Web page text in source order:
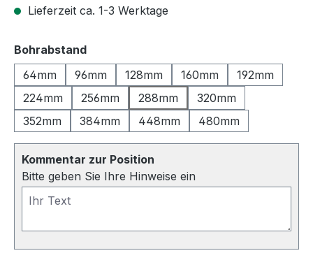
Lieferzeit ca. 1-3 Werktage
Bohrabstandauswählen
64mm
96mm 128mm 160mm
192mm
224mm
256mm 288mm
320mm
352mm
384mm 448mm 480mm
Kommentar zur Position
Bitte geben Sie Ihre Hinweise ein